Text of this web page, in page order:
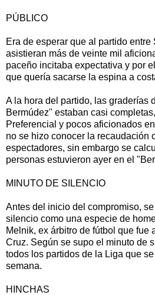
PÚBLICO
Era de esperar que al partido
asistieran más de veinte mil
paceño incitaba expectativa y por
que quería sacarse la espina a
A la hora del partido, las graderías
Bermúdez" estaban casi
Preferencial y pocos aficionados
no se hizo conocer la recaudación
espectadores, sin embargo se
personas estuvieron ayer en el
MINUTO DE SILENCIO
Antes del inicio del compromiso,
silencio como una especie de
Melnik, ex árbitro de fútbol que fue
Cruz. Según se supo el minuto de
todos los partidos de la Liga que
semana.
HINCHAS